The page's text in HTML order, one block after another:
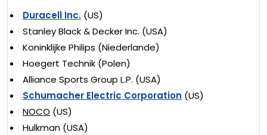
Duracell Inc. (US)
Stanley Black & Decker Inc. (USA)
Koninklijke Philips (Niederlande)
Hoegert Technik (Polen)
Alliance Sports Group L.P. (USA)
Schumacher Electric Corporation (US)
NOCO (US)
Hulkman (USA)